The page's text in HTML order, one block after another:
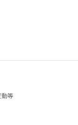
動等